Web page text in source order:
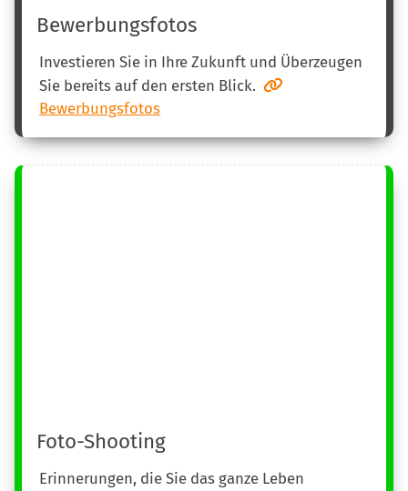
Bewerbungsfotos
Investieren Sie in Ihre Zukunft und Überzeugen
Sie bereits auf den ersten Blick.
Bewerbungsfotos
Foto-Shooting
Erinnerungen, die Sie das ganze Leben